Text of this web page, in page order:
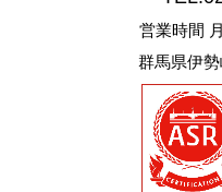
営業時間
群馬県伊